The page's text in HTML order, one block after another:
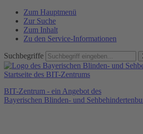
Zum Hauptmenü
Zur Suche
Zum Inhalt
Zu den Service-Informationen
Suchbegriffe
BIT-Zentrum - ein Angebot des
Bayerischen Blinden- und